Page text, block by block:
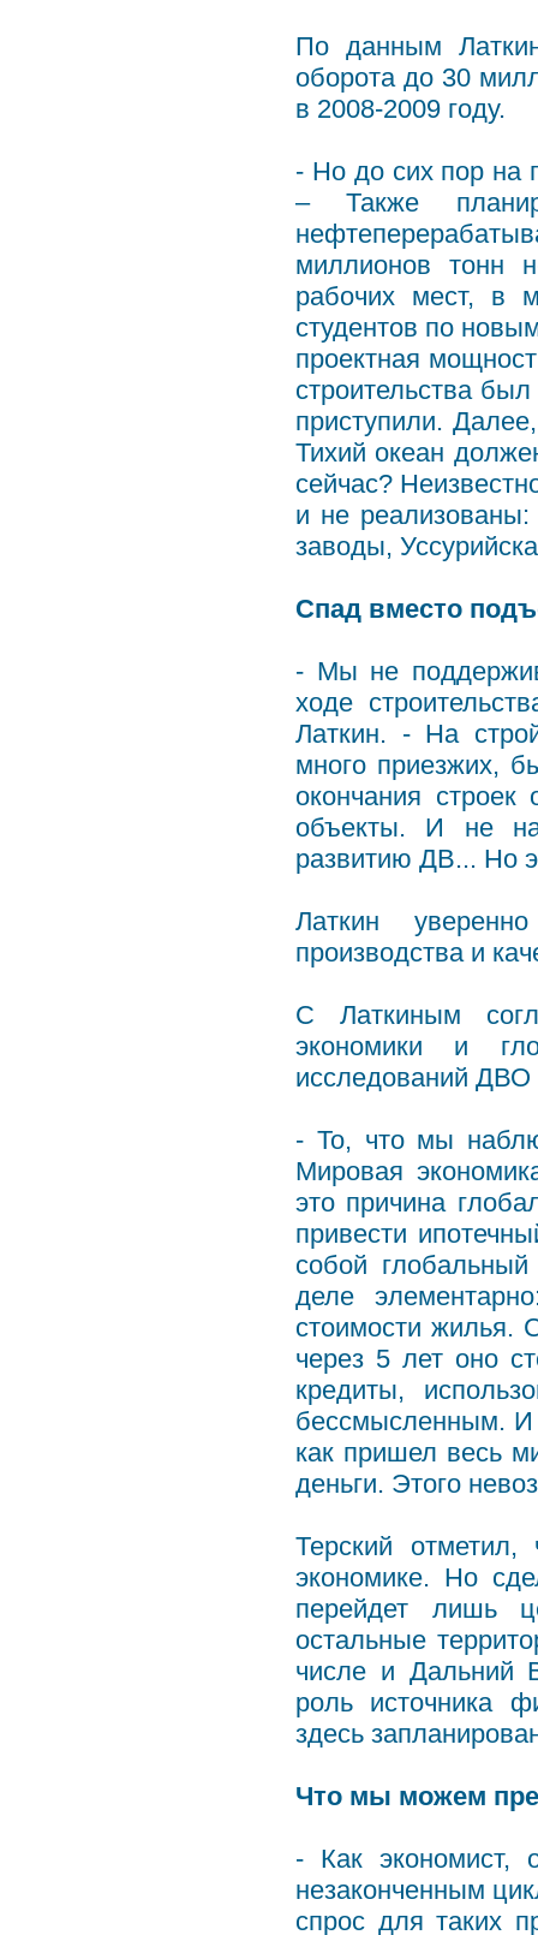
По данным
оборота до 30
в 2008-2009 году.
- Но до сих пор на
– Также
миллионов тонн
рабочих мест, в
студентов по
проектная
строительства
приступили.
Тихий океан
сейчас?
и не
заводы,
Спад вместо
- Мы не
ходе
Латкин. - На
много приезжих,
окончания
объекты. И не
развитию ДВ... Но
Латкин
производства и
С Латкиным
экономики и
исследований
- То, что мы
Мировая
это причина
привести
собой
деле
стоимости жилья.
через 5 лет оно
кредиты,
бессмысленным. И
как пришел весь
деньги. Этого
Терский
экономике. Но
перейдет лишь
остальные
числе и Дальний
роль источника
здесь
Что мы можем
- Как экономист,
незаконченным
спрос для таких